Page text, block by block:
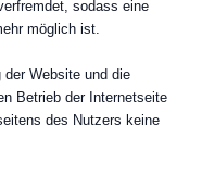
sodass eine
möglich ist.
der Website und die
Betrieb der Internetseite
des Nutzers keine